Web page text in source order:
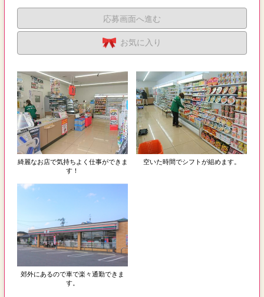
応募画面へ進む
お気に入り
綺麗なお店で気持ちよく仕事ができま
す！
空いた時間でシフトが組めます。
郊外にあるので車で楽々通勤できま
す。